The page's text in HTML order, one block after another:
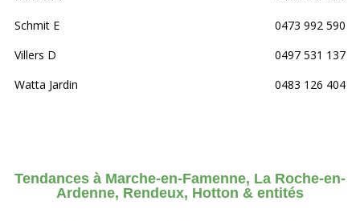
Schmit E
0473 992 590
Villers D
0497 531 137
Watta Jardin
0483 126 404
Tendances à Marche-en-Famenne, La Roche-en-
Ardenne, Rendeux, Hotton & entités